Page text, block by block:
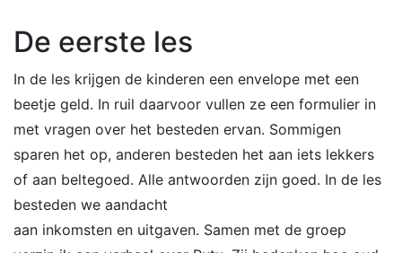
De eerste les
In de les krijgen de kinderen een envelope met een
beetje geld. In ruil daarvoor vullen ze een formulier in
met vragen over het besteden ervan. Sommigen
sparen het op, anderen besteden het aan iets lekkers
of aan beltegoed. Alle antwoorden zijn goed. In de les
besteden we aandacht
aan inkomsten en uitgaven. Samen met de groep